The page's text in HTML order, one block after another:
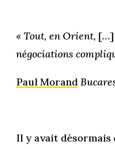
« Tout, en Orient, […]
négociations
Paul Morand
Il y avait désormais